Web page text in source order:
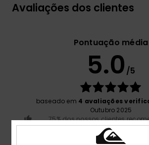
Avaliações dos clientes
Pontuação média
5.0 /5
baseado em 4 avaliações
Outubro 2025
75% dos nossos clientes
produto